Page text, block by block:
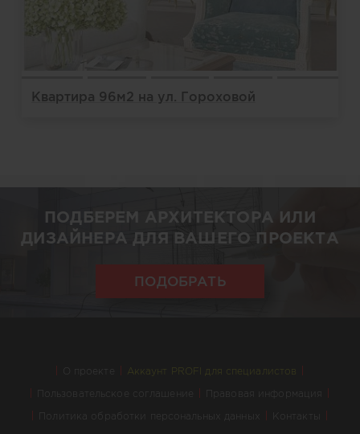
Квартира 96м2 на ул. Гороховой
ПОДБЕРЕМ АРХИТЕКТОРА ИЛИ
ДИЗАЙНЕРА ДЛЯ ВАШЕГО ПРОЕКТА
ПОДОБРАТЬ
О проекте Аккаунт PROFI для специалистов
Пользовательское соглашение Правовая информация
Политика обработки персональных данных Контакты